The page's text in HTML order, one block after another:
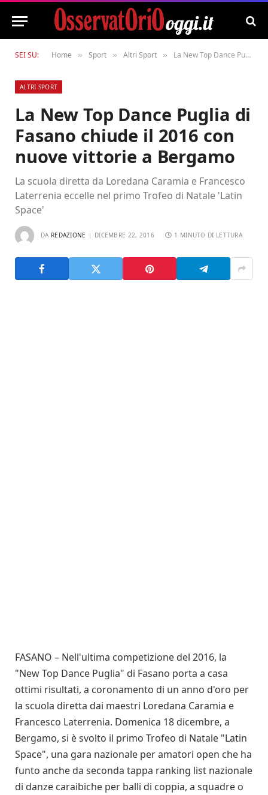
SEI SU: Home » Sport » Altri Sport » La New Top Dance Puglia di Fasano chiude il 2016 con nuove vittorie a Bergamo
ALTRI SPORT
La New Top Dance Puglia di
Fasano chiude il 2016 con
nuove vittorie a Bergamo
La scuola diretta da Loredana Caramia e Francesco
Laterrenia eccelle nel primo Trofeo di Natale 'Latin
Space'
DA REDAZIONE DICEMBRE 22, 2016 1 MINUTO DI LETTURA
FASANO – Nell'ultima competizione del 2016, la
"New Top Dance Puglia" di Fasano porta a casa
ottimi risultati, a coronamento di un anno d'oro per
la scuola diretta dai maestri Loredana Caramia e
Francesco Laterrenia. Domenica 18 dicembre, a
Bergamo, si è svolto il primo Trofeo di Natale "Latin
Space", una gara nazionale per amatori open che ha
funto anche da seconda tappa ranking list nazionale
di danze caraibiche per balli di coppia, a squadre o